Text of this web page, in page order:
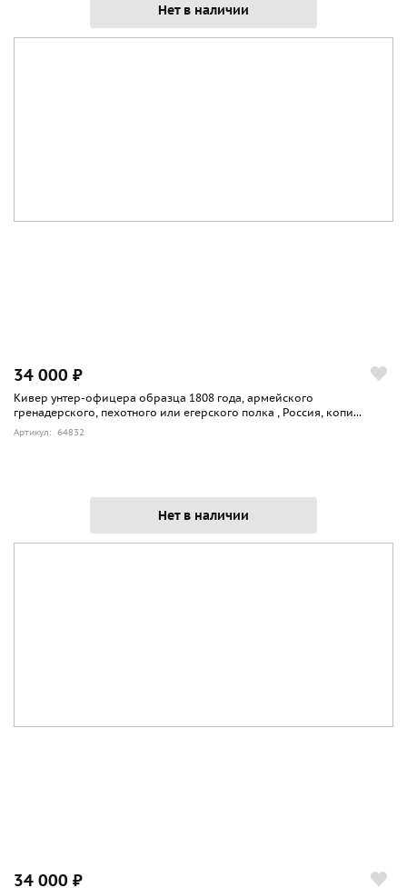
Нет в наличии
34 000 ₽
Кивер унтер-офицера образца 1808 года, армейского
гренадерского, пехотного или егерского полка , Россия, копи...
Артикул: 64832
Нет в наличии
34 000 ₽